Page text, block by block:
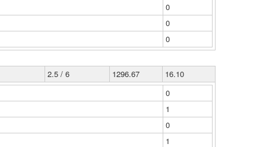
0
0
0
2.5 / 6 1296.67
16.10
0
1
0
1